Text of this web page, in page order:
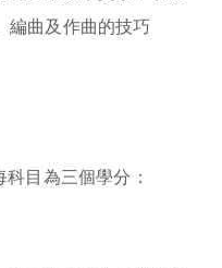
編曲及作曲的技巧
目為三個學分：